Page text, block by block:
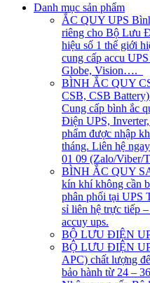
Danh mục sản phẩm
ẮC QUY UPS
riêng cho Bộ Lưu
hiệu số 1 thế giới
cung cấp accu
Globe, Vision….
BÌNH ẮC QUY
CSB, CSB
Cung cấp bình ắc
Điện UPS,
phẩm được nhập
tháng. Liên hệ
01 09 (Zalo/Viber/
BÌNH ẮC QUY
kín khí không cần
phân phối tại UPS
sỉ liên hệ trực tiếp
accuy ups.
BỘ LƯU ĐIỆN
BỘ LƯU ĐIỆN
APC) chất lượng
bảo hành từ 24 –